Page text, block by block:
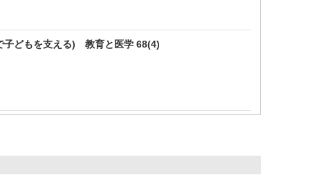
子どもを支える) 教育と医学 68(4)